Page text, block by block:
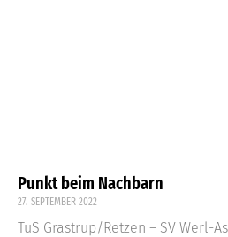
Punkt beim Nachbarn
27. SEPTEMBER 2022
TuS Grastrup/Retzen – SV Werl-